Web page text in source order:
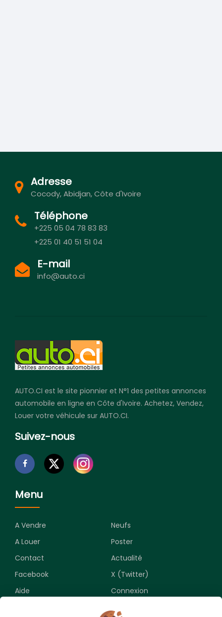
Adresse
Cocody, Abidjan, Côte d'Ivoire
Téléphone
+225 05 04 78 83 83
+225 01 40 51 51 04
E-mail
info@auto.ci
AUTO.CI est le site pionnier et N°1 des petites annonces
automobile en ligne en Côte d'Ivoire. Achetez, Vendez,
Louer votre véhicule sur AUTO.CI.
Suivez-nous
Menu
A Vendre
Neufs
A Louer
Poster
Contact
Actualité
Facebook
X (Twitter)
Aide
Connexion